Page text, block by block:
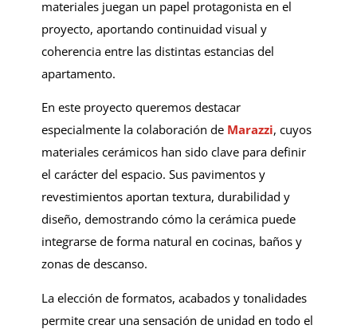
materiales juegan un papel protagonista en el
proyecto, aportando continuidad visual y
coherencia entre las distintas estancias del
apartamento.
En este proyecto queremos destacar
especialmente la colaboración de Marazzi, cuyos
materiales cerámicos han sido clave para definir
el carácter del espacio. Sus pavimentos y
revestimientos aportan textura, durabilidad y
diseño, demostrando cómo la cerámica puede
integrarse de forma natural en cocinas, baños y
zonas de descanso.
La elección de formatos, acabados y tonalidades
permite crear una sensación de unidad en todo el